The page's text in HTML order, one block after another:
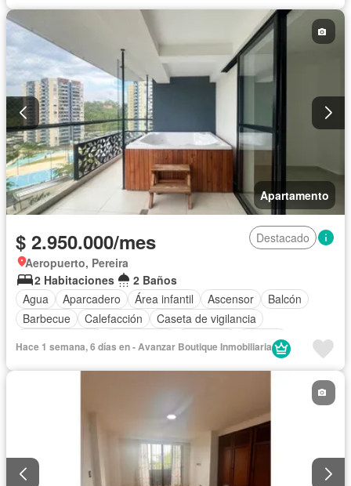
Apartamento
$ 2.950.000/mes
Destacado
Aeropuerto, Pereira
2 Habitaciones
2 Baños
Agua
Aparcadero Área infantil Ascensor
Balcón
Barbecue
Calefacción
Caseta de vigilancia
Jacuzzi
Permite mascotas
Hace 1 semana, 6 días en - Avanzar Boutique Inmobiliaria